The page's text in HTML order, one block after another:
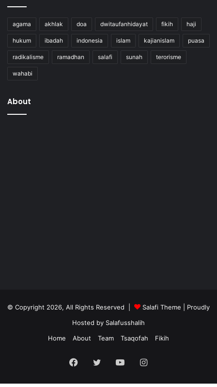
agama akhlak doa dwitaufanhidayat fikih haji
hukum ibadah indonesia islam kajianislam puasa
radikalisme ramadhan salafi sunah terorisme
wahabi
About
© Copyright 2026, All Rights Reserved | Salafi Theme | Proudly
Hosted by Salafusshalih
Home
About Team Tsaqofah Fikih
Facebook
Twitter YouTubeInstagram